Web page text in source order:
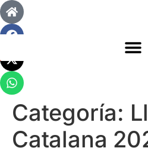
Categoría:
Catalana